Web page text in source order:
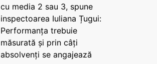
cu media 2 sau 3, spune
inspectoarea Iuliana Țugui:
Performanța trebuie
măsurată și prin câți
absolvenți se angajează